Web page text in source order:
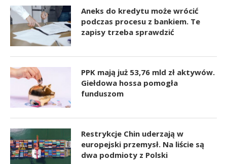
Aneks do kredytu może wrócić
podczas procesu z bankiem. Te
zapisy trzeba sprawdzić
PPK mają już 53,76 mld zł aktywów.
Giełdowa hossa pomogła
funduszom
Restrykcje Chin uderzają w
europejski przemysł. Na liście są
dwa podmioty z Polski